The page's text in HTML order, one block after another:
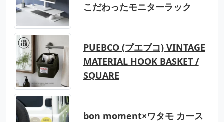
こだわったモニターラック
PUEBCO (プエブコ) VINTAGE
MATERIAL HOOK BASKET /
SQUARE
bon moment×ワタモ カース